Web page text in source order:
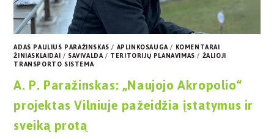
ADAS PAULIUS PARAŽINSKAS/ APLINKOSAUGA/ KOMENTARAI
ŽINIASKLAIDAI/ SAVIVALDA/ TERITORIJŲ PLANAVIMAS/ ŽALIOJI
TRANSPORTO SISTEMA
A. P. Paražinskas: „Naujojo Akropolio“
projektas Vilniuje pažeidžia įstatymus ir
sveiką protą